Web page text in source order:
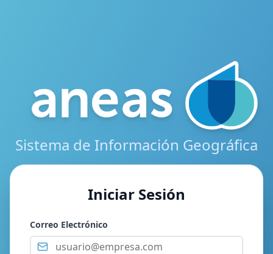
Sistema de Información Geográfica
Iniciar Sesión
Correo Electrónico